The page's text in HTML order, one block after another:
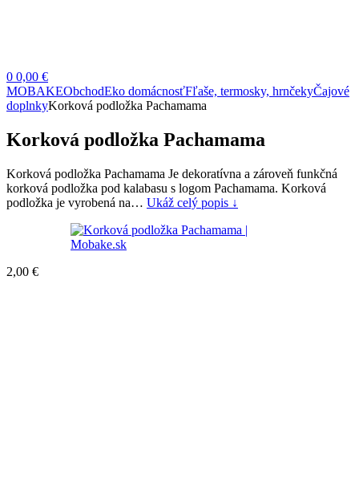
0 0,00 €
MOBAKEObchodEko domácnosťFľaše, termosky, hrnčekyČajové
doplnkyKorková podložka Pachamama
Korková podložka Pachamama
Korková podložka Pachamama Je dekoratívna a zároveň funkčná
korková podložka pod kalabasu s logom Pachamama. Korková
podložka je vyrobená na… Ukáž celý popis ↓
2,00 €